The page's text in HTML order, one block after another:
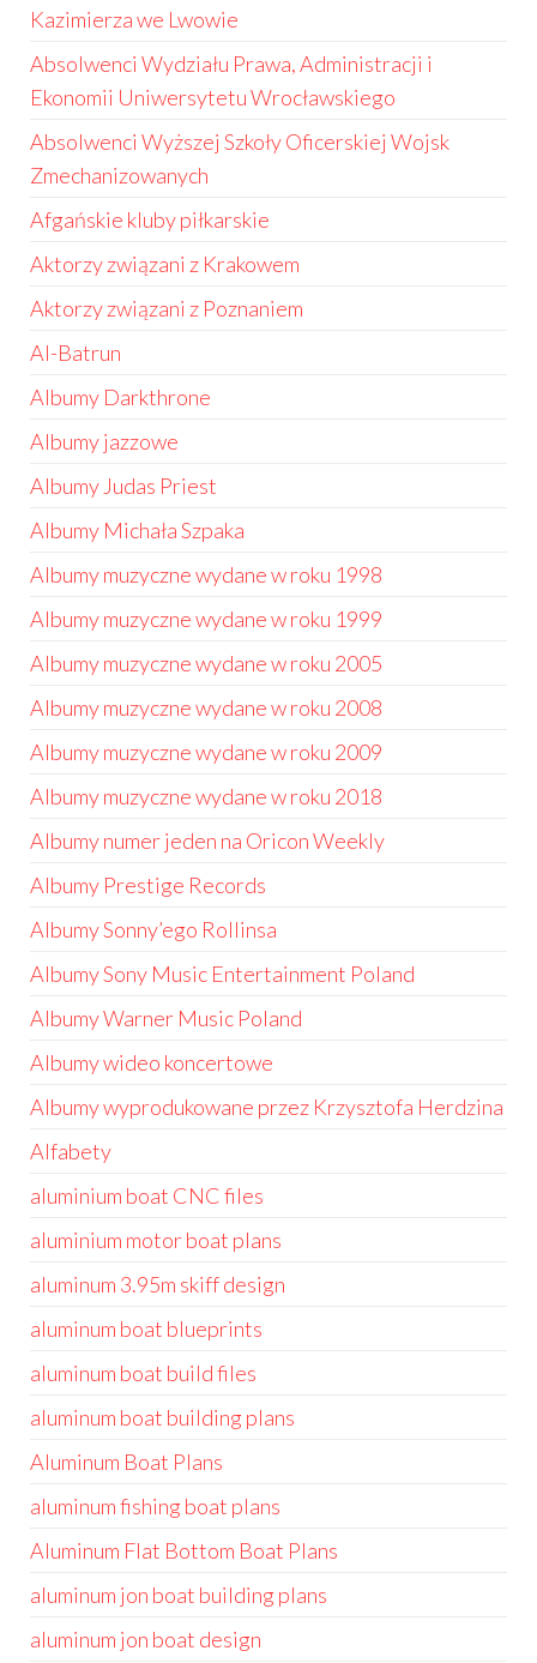
Kazimierza we Lwowie
Absolwenci Wydziału Prawa, Administracji i
Ekonomii Uniwersytetu Wrocławskiego
Absolwenci Wyższej Szkoły Oficerskiej Wojsk
Zmechanizowanych
Afgańskie kluby piłkarskie
Aktorzy związani z Krakowem
Aktorzy związani z Poznaniem
Al-Batrun
Albumy Darkthrone
Albumy jazzowe
Albumy Judas Priest
Albumy Michała Szpaka
Albumy muzyczne wydane w roku 1998
Albumy muzyczne wydane w roku 1999
Albumy muzyczne wydane w roku 2005
Albumy muzyczne wydane w roku 2008
Albumy muzyczne wydane w roku 2009
Albumy muzyczne wydane w roku 2018
Albumy numer jeden na Oricon Weekly
Albumy Prestige Records
Albumy Sonny’ego Rollinsa
Albumy Sony Music Entertainment Poland
Albumy Warner Music Poland
Albumy wideo koncertowe
Albumy wyprodukowane przez Krzysztofa Herdzina
Alfabety
aluminium boat CNC files
aluminium motor boat plans
aluminum 3.95m skiff design
aluminum boat blueprints
aluminum boat build files
aluminum boat building plans
Aluminum Boat Plans
aluminum fishing boat plans
Aluminum Flat Bottom Boat Plans
aluminum jon boat building plans
aluminum jon boat design